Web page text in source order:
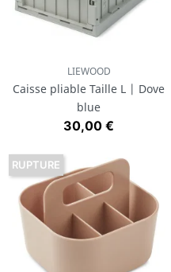
LIEWOOD
Caisse pliable Taille L | Dove
blue
Prix
30,00 €
RUPTURE